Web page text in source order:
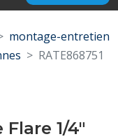
montage-entretien
RATE868751
1/4"